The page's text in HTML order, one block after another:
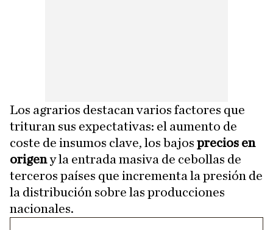
Los agrarios destacan varios factores que
trituran sus expectativas: el aumento de
coste de insumos clave, los bajos precios en
origeny la entrada masiva de cebollas de
terceros países que incrementa la presión de
la distribución sobre las producciones
nacionales.